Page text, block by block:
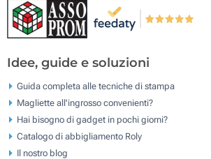
Idee, guide e soluzioni
Guida completa alle tecniche di stampa
Magliette all'ingrosso convenienti?
Hai bisogno di gadget in pochi giorni?
Catalogo di abbigliamento Roly
Il nostro blog